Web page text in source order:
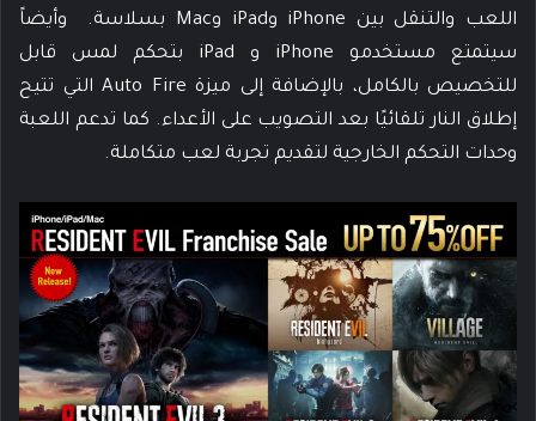
اللعب والتنقل بين iPhone وiPad وMac بسلاسة. وأيضاً
سيتمتع مستخدمو iPhone و iPad بتحكم لمس قابل
للتخصيص بالكامل، بالإضافة إلى ميزة Auto Fire التي تتيح
إطلاق النار تلقائيًا بعد التصويب على الأعداء. كما تدعم اللعبة
وحدات التحكم الخارجية لتقديم تجربة لعب متكاملة.